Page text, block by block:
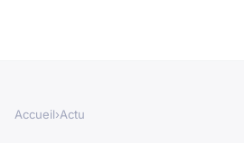
Accueil›Actu